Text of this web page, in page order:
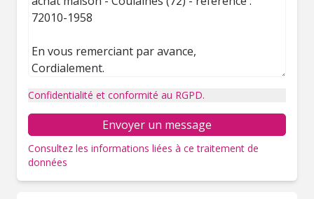
Confidentialité et conformité au RGPD.
Envoyer un message
Consultez les informations liées à ce traitement de
données